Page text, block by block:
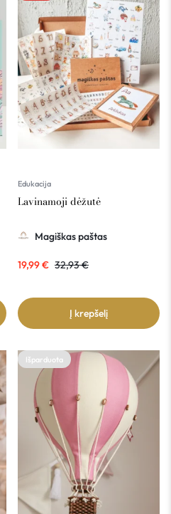
Edukacija
Lavinamoji dėžutė
Magiškas paštas
32,93€
19,99€
Į krepšelį
Išparduota